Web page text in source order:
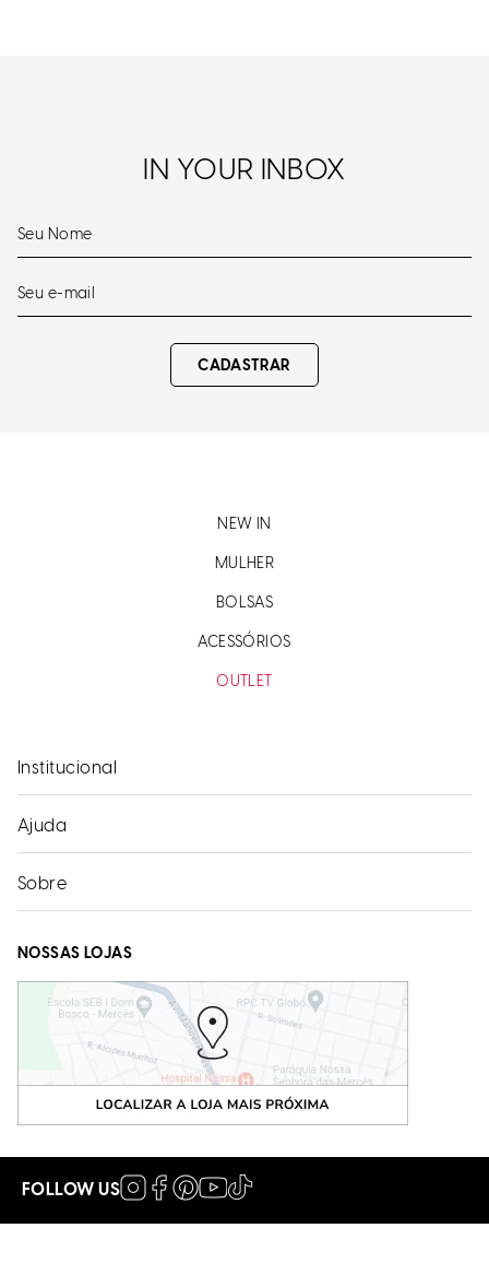
IN YOUR INBOX
CADASTRAR
NEW IN
MULHER
BOLSAS
ACESSÓRIOS
OUTLET
Institucional
Ajuda
Sobre
NOSSAS LOJAS
FOLLOW US